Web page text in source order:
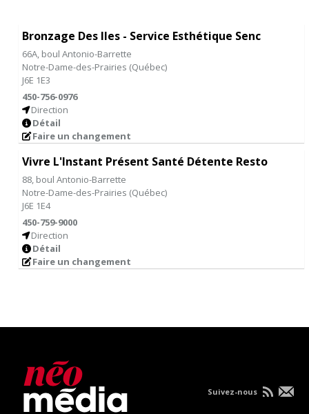
Bronzage Des Iles - Service Esthétique Senc
66A, boul Antonio-Barrette
Notre-Dame-des-Prairies (Québec)
J6E 1E3
450-756-0976
Direction
Détail
Faire un changement
Vivre L'Instant Présent Santé Détente Resto
88, boul Antonio-Barrette
Notre-Dame-des-Prairies (Québec)
J6E 1E4
450-759-9000
Direction
Détail
Faire un changement
Suivez-nous